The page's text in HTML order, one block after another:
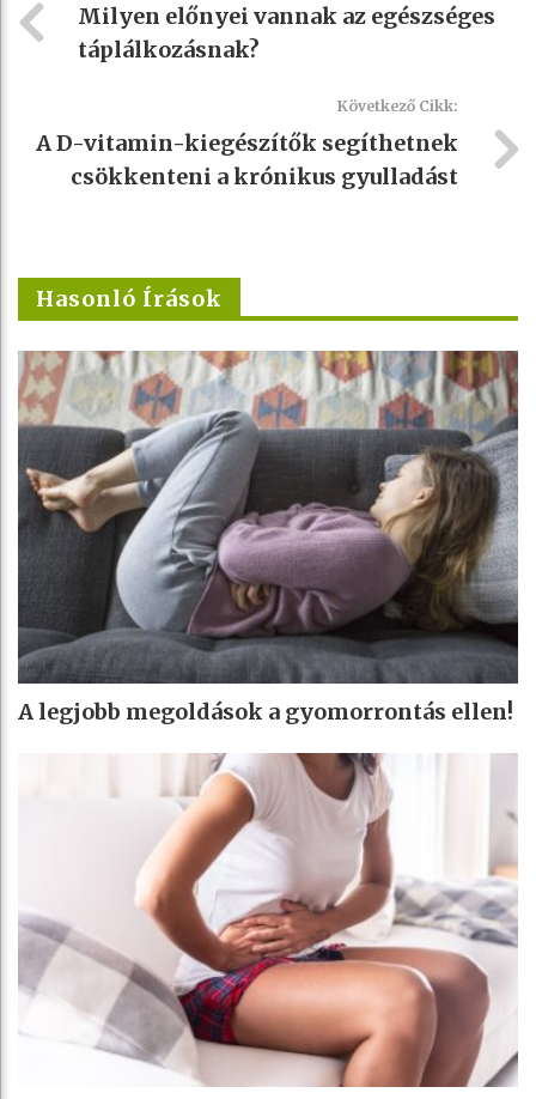
Milyen előnyei vannak az egészséges
táplálkozásnak?
Következő Cikk:
A D-vitamin-kiegészítők segíthetnek
csökkenteni a krónikus gyulladást
Hasonló Írások
A legjobb megoldások a gyomorrontás ellen!